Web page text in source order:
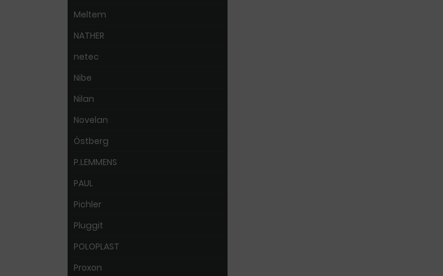
Meltem
NATHER
netec
Nibe
Nilan
Novelan
Östberg
P.LEMMENS
PAUL
Pichler
Pluggit
POLOPLAST
Proxon